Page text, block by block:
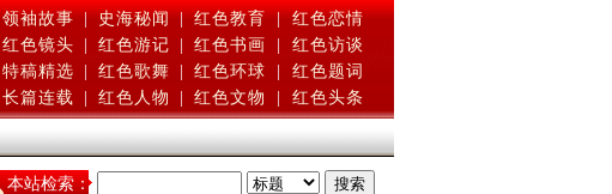
领袖故事 | 史海秘闻 | 红色教育 |
红色恋情
红色镜头 红色游记 红色书画
红色访谈
特稿精选 红色歌舞 红色环球
红色题词
长篇连载 红色人物 红色文物 红色头条
本站检索：